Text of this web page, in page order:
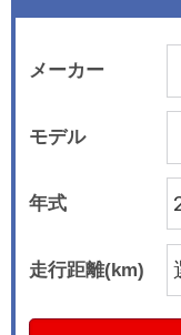
メーカー
モデル
年式
走行距離(km)